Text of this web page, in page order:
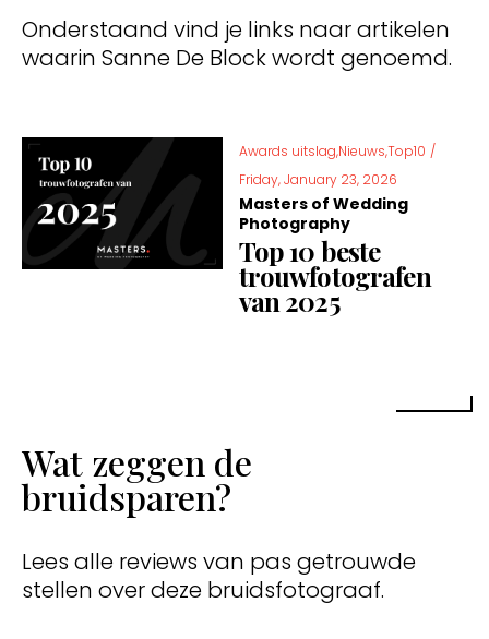
Onderstaand vind je links naar artikelen
waarin Sanne De Block wordt genoemd.
Awards uitslag,Nieuws,Top10 /
Friday, January 23, 2026
Masters of Wedding
Photography
Top 10 beste
trouwfotografen
van 2025
Wat zeggen de
bruidsparen?
Lees alle reviews van pas getrouwde
stellen over deze bruidsfotograaf.